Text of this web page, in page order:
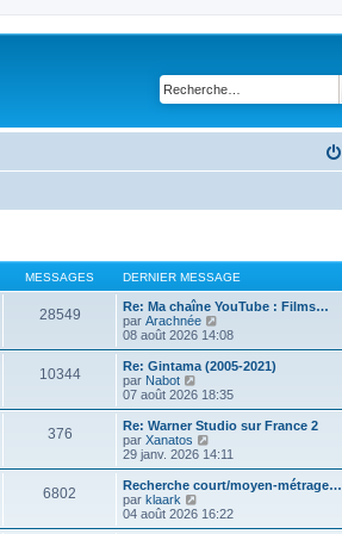
MESSAGES DERNIER MESSAGE
28549
Re: Ma chaîne YouTube : Films…
par Arachnée
o
i
r
e
e
r
n
i
r
e
08 août 2026 14:08
10344
Re: Gintama (2005-2021)
par Nabot
o
i
r
l
e
r
n
i
07 août 2026 18:35
376
Re: Warner Studio sur France 2
par Xanatos
o
i
r
e
29 janv. 2026 14:11
6802
Recherche court/moyen-métrage…
par klaark
o
i
04 août 2026 16:22